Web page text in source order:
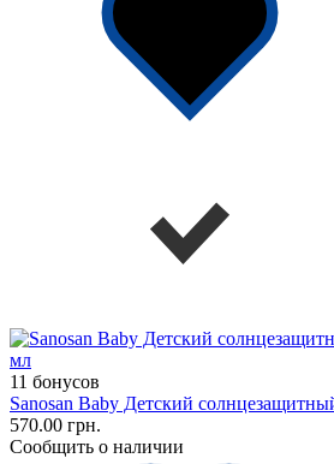
11 бонусов
Sanosan Baby Детский
570.00 грн.
Сообщить о наличии